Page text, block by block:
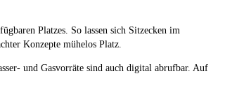
Platzes. So lassen sich Sitzecken im
Konzepte mühelos Platz.
und Gasvorräte sind auch digital abrufbar. Auf